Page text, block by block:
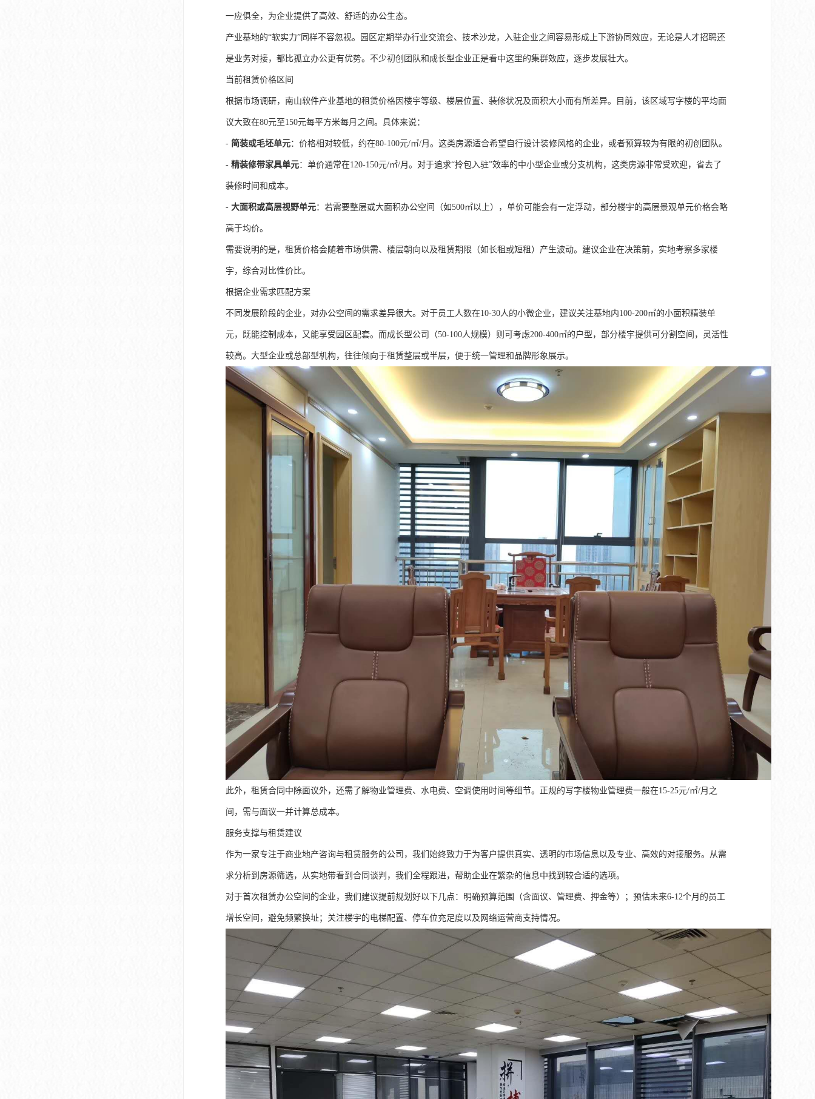
一应俱全，为企业提供了高效、舒适的办公生态。
产业基地的“软实力”同样不容忽视。园区定期举办行业交流会、技术沙龙，入驻企业之间容易形成上下游协同效应，无论是人才招聘还
是业务对接，都比孤立办公更有优势。不少初创团队和成长型企业正是看中这里的集群效应，逐步发展壮大。
当前租赁价格区间
根据市场调研，南山软件产业基地的租赁价格因楼宇等级、楼层位置、装修状况及面积大小而有所差异。目前，该区域写字楼的平均面
议大致在80元至150元每平方米每月之间。具体来说：
- 简装或毛坯单元：价格相对较低，约在80-100元/㎡/月。这类房源适合希望自行设计装修风格的企业，或者预算较为有限的初创团队。
- 精装修带家具单元：单价通常在120-150元/㎡/月。对于追求“拎包入驻”效率的中小型企业或分支机构，这类房源非常受欢迎，省去了
装修时间和成本。
- 大面积或高层视野单元：若需要整层或大面积办公空间（如500㎡以上），单价可能会有一定浮动，部分楼宇的高层景观单元价格会略
高于均价。
需要说明的是，租赁价格会随着市场供需、楼层朝向以及租赁期限（如长租或短租）产生波动。建议企业在决策前，实地考察多家楼
宇，综合对比性价比。
根据企业需求匹配方案
不同发展阶段的企业，对办公空间的需求差异很大。对于员工人数在10-30人的小微企业，建议关注基地内100-200㎡的小面积精装单
元，既能控制成本，又能享受园区配套。而成长型公司（50-100人规模）则可考虑200-400㎡的户型，部分楼宇提供可分割空间，灵活性
较高。大型企业或总部型机构，往往倾向于租赁整层或半层，便于统一管理和品牌形象展示。
此外，租赁合同中除面议外，还需了解物业管理费、水电费、空调使用时间等细节。正规的写字楼物业管理费一般在15-25元/㎡/月之
间，需与面议一并计算总成本。
服务支撑与租赁建议
作为一家专注于商业地产咨询与租赁服务的公司，我们始终致力于为客户提供真实、透明的市场信息以及专业、高效的对接服务。从需
求分析到房源筛选，从实地带看到合同谈判，我们全程跟进，帮助企业在繁杂的信息中找到较合适的选项。
对于首次租赁办公空间的企业，我们建议提前规划好以下几点：明确预算范围（含面议、管理费、押金等）；预估未来6-12个月的员工
增长空间，避免频繁换址；关注楼宇的电梯配置、停车位充足度以及网络运营商支持情况。